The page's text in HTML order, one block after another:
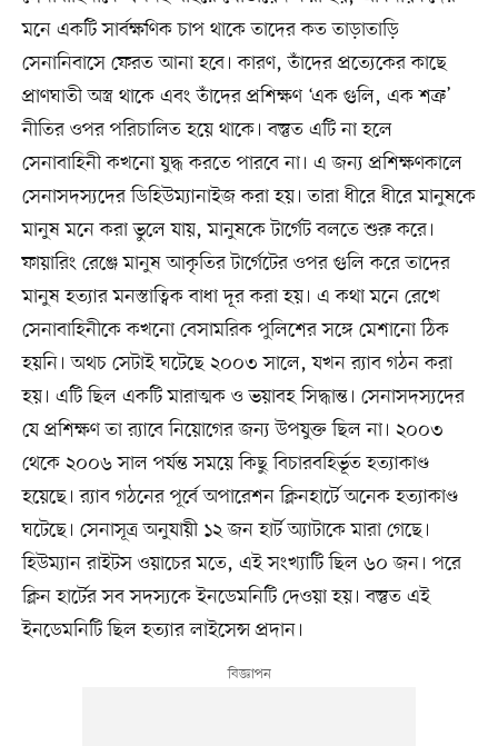
মনে একটি সার্বক্ষণিক চাপ থাকে তাদের কত তাড়াতাড়ি
সেনানিবাসে ফেরত আনা হবে। কারণ, তাঁদের প্রত্যেকের কাছে
প্রাণঘাতী অস্ত্র থাকে এবং তাঁদের প্রশিক্ষণ ‘এক গুলি, এক শত্রু’
নীতির ওপর পরিচালিত হয়ে থাকে। বস্তুত এটি না হলে
সেনাবাহিনী কখনো যুদ্ধ করতে পারবে না। এ জন্য প্রশিক্ষণকালে
সেনাসদস্যদের ডিহিউম্যানাইজ করা হয়। তারা ধীরে ধীরে মানুষকে
মানুষ মনে করা ভুলে যায়, মানুষকে টার্গেট বলতে শুরু করে।
ফায়ারিং রেঞ্জে মানুষ আকৃতির টার্গেটের ওপর গুলি করে তাদের
মানুষ হত্যার মনস্তাত্বিক বাধা দূর করা হয়। এ কথা মনে রেখে
সেনাবাহিনীকে কখনো বেসামরিক পুলিশের সঙ্গে মেশানো ঠিক
হয়নি। অথচ সেটাই ঘটেছে ২০০৩ সালে, যখন র‍্যাব গঠন করা
হয়। এটি ছিল একটি মারাত্মক ও ভয়াবহ সিদ্ধান্ত। সেনাসদস্যদের
যে প্রশিক্ষণ তা র‍্যাবে নিয়োগের জন্য উপযুক্ত ছিল না। ২০০৩
থেকে ২০০৬ সাল পর্যন্ত সময়ে কিছু বিচারবহির্ভূত হত্যাকাণ্ড
হয়েছে। র‍্যাব গঠনের পূর্বে অপারেশন ক্লিনহার্টে অনেক হত্যাকাণ্ড
ঘটেছে। সেনাসূত্র অনুযায়ী ১২ জন হার্ট অ্যাটাকে মারা গেছে।
হিউম্যান রাইটস ওয়াচের মতে, এই সংখ্যাটি ছিল ৬০ জন। পরে
ক্লিন হার্টের সব সদস্যকে ইনডেমনিটি দেওয়া হয়। বস্তুত এই
ইনডেমনিটি ছিল হত্যার লাইসেন্স প্রদান।